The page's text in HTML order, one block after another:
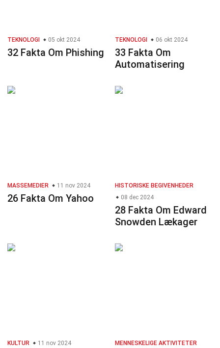
TEKNOLOGI 05 okt 2024
32 Fakta Om Phishing
TEKNOLOGI 06 okt 2024
33 Fakta Om
Automatisering
MASSEMEDIER 11 nov 2024
26 Fakta Om Yahoo
HISTORISKE BEGIVENHEDER
08 dec 2024
28 Fakta Om Edward
Snowden Lækager
KULTUR 11 nov 2024
MENNESKELIGE AKTIVITETER